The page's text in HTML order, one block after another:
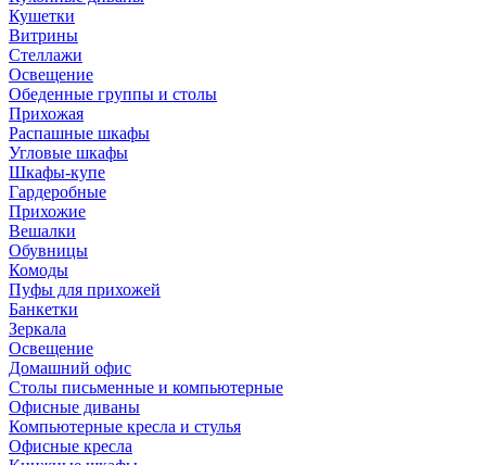
Кушетки
Витрины
Стеллажи
Освещение
Обеденные группы и столы
Прихожая
Распашные шкафы
Угловые шкафы
Шкафы-купе
Гардеробные
Прихожие
Вешалки
Обувницы
Комоды
Пуфы для прихожей
Банкетки
Зеркала
Освещение
Домашний офис
Столы письменные и компьютерные
Офисные диваны
Компьютерные кресла и стулья
Офисные кресла